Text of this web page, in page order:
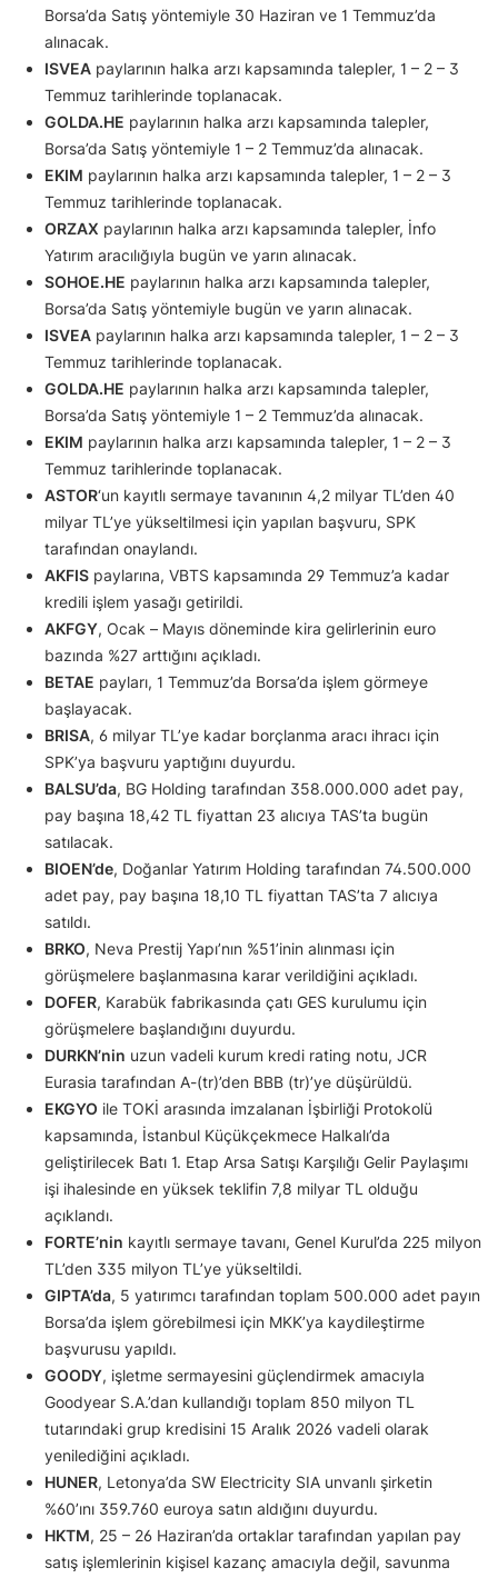
Borsa’da Satış yöntemiyle 30 Haziran ve 1 Temmuz’da
alınacak.
ISVEA paylarının halka arzı kapsamında talepler, 1 – 2 – 3
Temmuz tarihlerinde toplanacak.
GOLDA.HE paylarının halka arzı kapsamında talepler,
Borsa’da Satış yöntemiyle 1 – 2 Temmuz’da alınacak.
EKIM paylarının halka arzı kapsamında talepler, 1 – 2 – 3
Temmuz tarihlerinde toplanacak.
ORZAX paylarının halka arzı kapsamında talepler, İnfo
Yatırım aracılığıyla bugün ve yarın alınacak.
SOHOE.HE paylarının halka arzı kapsamında talepler,
Borsa’da Satış yöntemiyle bugün ve yarın alınacak.
ISVEA paylarının halka arzı kapsamında talepler, 1 – 2 – 3
Temmuz tarihlerinde toplanacak.
GOLDA.HE paylarının halka arzı kapsamında talepler,
Borsa’da Satış yöntemiyle 1 – 2 Temmuz’da alınacak.
EKIM paylarının halka arzı kapsamında talepler, 1 – 2 – 3
Temmuz tarihlerinde toplanacak.
ASTOR‘un kayıtlı sermaye tavanının 4,2 milyar TL’den 40
milyar TL’ye yükseltilmesi için yapılan başvuru, SPK
tarafından onaylandı.
AKFIS paylarına, VBTS kapsamında 29 Temmuz’a kadar
kredili işlem yasağı getirildi.
AKFGY, Ocak – Mayıs döneminde kira gelirlerinin euro
bazında %27 arttığını açıkladı.
BETAE payları, 1 Temmuz’da Borsa’da işlem görmeye
başlayacak.
BRISA, 6 milyar TL’ye kadar borçlanma aracı ihracı için
SPK’ya başvuru yaptığını duyurdu.
BALSU’da, BG Holding tarafından 358.000.000 adet pay,
pay başına 18,42 TL fiyattan 23 alıcıya TAS’ta bugün
satılacak.
BIOEN’de, Doğanlar Yatırım Holding tarafından 74.500.000
adet pay, pay başına 18,10 TL fiyattan TAS’ta 7 alıcıya
satıldı.
BRKO, Neva Prestij Yapı’nın %51’inin alınması için
görüşmelere başlanmasına karar verildiğini açıkladı.
DOFER, Karabük fabrikasında çatı GES kurulumu için
görüşmelere başlandığını duyurdu.
DURKN’nin uzun vadeli kurum kredi rating notu, JCR
Eurasia tarafından A-(tr)’den BBB (tr)’ye düşürüldü.
EKGYO ile TOKİ arasında imzalanan İşbirliği Protokolü
kapsamında, İstanbul Küçükçekmece Halkalı’da
geliştirilecek Batı 1. Etap Arsa Satışı Karşılığı Gelir Paylaşımı
işi ihalesinde en yüksek teklifin 7,8 milyar TL olduğu
açıklandı.
FORTE’nin kayıtlı sermaye tavanı, Genel Kurul’da 225 milyon
TL’den 335 milyon TL’ye yükseltildi.
GIPTA’da, 5 yatırımcı tarafından toplam 500.000 adet payın
Borsa’da işlem görebilmesi için MKK’ya kaydileştirme
başvurusu yapıldı.
GOODY, işletme sermayesini güçlendirmek amacıyla
Goodyear S.A.’dan kullandığı toplam 850 milyon TL
tutarındaki grup kredisini 15 Aralık 2026 vadeli olarak
yenilediğini açıkladı.
HUNER, Letonya’da SW Electricity SIA unvanlı şirketin
%60’ını 359.760 euroya satın aldığını duyurdu.
HKTM, 25 – 26 Haziran’da ortaklar tarafından yapılan pay
satış işlemlerinin kişisel kazanç amacıyla değil, savunma